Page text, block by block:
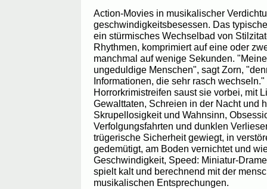
Action-Movies in musikalischer
geschwindigkeitsbesessen. Das
ein stürmisches Wechselbad von
Rhythmen, komprimiert auf eine oder
manchmal auf wenige Sekunden.
ungeduldige Menschen", sagt Zorn,
Informationen, die sehr rasch
Horrorkrimistreifen saust sie vorbei, mit
Gewalttaten, Schreien in der Nacht und
Skrupellosigkeit und Wahnsinn,
Verfolgungsfahrten und dunklen
trügerische Sicherheit gewiegt, in
gedemütigt, am Boden vernichtet und
Geschwindigkeit, Speed: Miniatur-
spielt kalt und berechnend mit der
musikalischen Entsprechungen.